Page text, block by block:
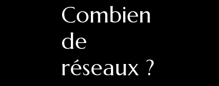
Combien
de
réseaux ?